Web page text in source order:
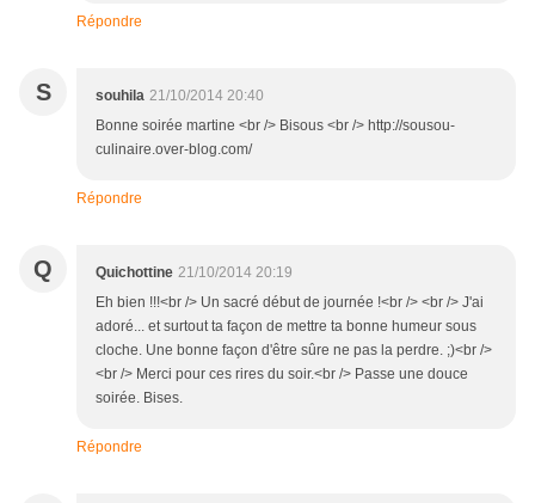
Répondre
S souhila 21/10/2014 20:40
Bonne soirée martine <br /> Bisous <br /> http://sousou-
culinaire.over-blog.com/
Répondre
Q Quichottine 21/10/2014 20:19
Eh bien !!!<br /> Un sacré début de journée !<br /> <br /> J'ai
adoré... et surtout ta façon de mettre ta bonne humeur sous
cloche. Une bonne façon d'être sûre ne pas la perdre. ;)<br />
<br /> Merci pour ces rires du soir.<br /> Passe une douce
soirée. Bises.
Répondre